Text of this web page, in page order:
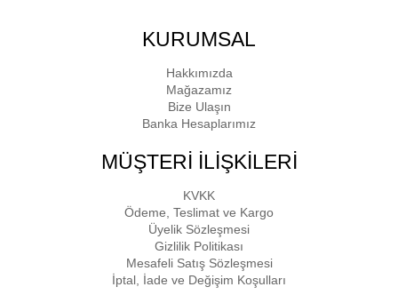
KURUMSAL
Hakkımızda
Mağazamız
Bize Ulaşın
Banka Hesaplarımız
MÜŞTERİ İLİŞKİLERİ
KVKK
Ödeme, Teslimat ve Kargo
Üyelik Sözleşmesi
Gizlilik Politikası
Mesafeli Satış Sözleşmesi
İptal, İade ve Değişim Koşulları